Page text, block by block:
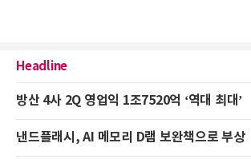
Headline
방산 4사 2Q 영업익 1조7520억 ‘역대 최대’
낸드플래시, AI 메모리 D램 보완책으로 부상